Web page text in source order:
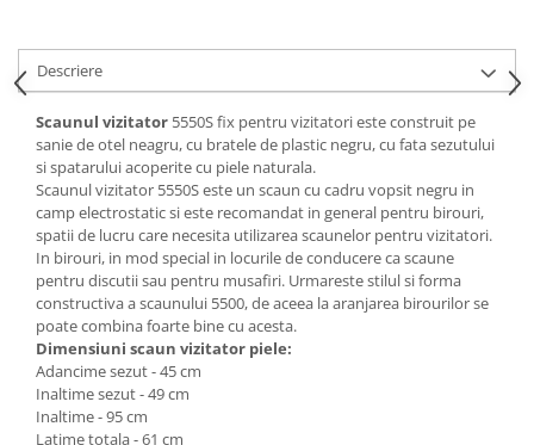
Suport pentru umerase
Etajere
Cuiere
Mobilier gradinita
Mese gradinita
Scaune gradinita
Set mese si scaune gradinita
Mobilier copii
Mobila camera copii
Scaune birou pentru copii
Saltele patuturi copii
Paturi copii
Masa si scaune gradinita
Descriere
Scaunul vizitator 5550S fix pentru vizitatori este construit pe
sanie de otel neagru, cu bratele de plastic negru, cu fata sezutului
si spatarului acoperite cu piele naturala.
Scaunul vizitator 5550S este un scaun cu cadru vopsit negru in
camp electrostatic si este recomandat in general pentru birouri,
spatii de lucru care necesita utilizarea scaunelor pentru vizitatori.
In birouri, in mod special in locurile de conducere ca scaune
pentru discutii sau pentru musafiri. Urmareste stilul si forma
constructiva a scaunului 5500, de aceea la aranjarea birourilor se
poate combina foarte bine cu acesta.
Dimensiuni scaun vizitator piele:
Adancime sezut - 45 cm
Inaltime sezut - 49 cm
Inaltime - 95 cm
Latime totala - 61 cm